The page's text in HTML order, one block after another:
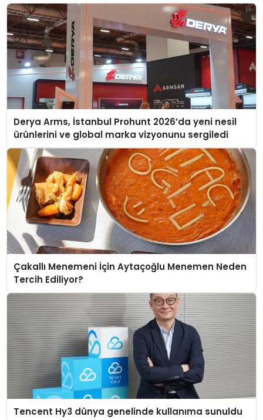
Derya Arms, İstanbul Prohunt 2026’da yeni nesil
ürünlerini ve global marka vizyonunu sergiledi
Çakallı Menemeni İçin Aytaçoğlu Menemen Neden
Tercih Ediliyor?
Tencent Hy3 dünya genelinde kullanıma sunuldu